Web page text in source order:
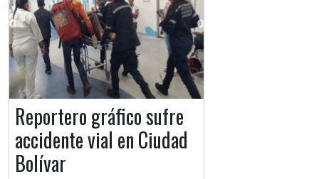
Reportero gráfico sufre
accidente vial en Ciudad
Bolívar